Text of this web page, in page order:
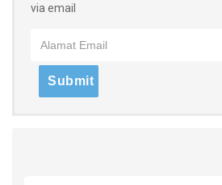
via email